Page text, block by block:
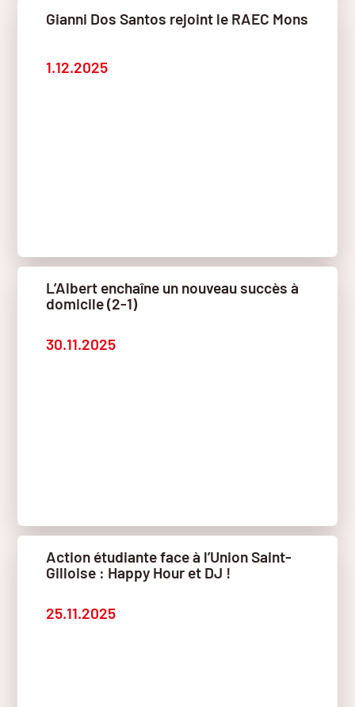
Gianni Dos Santos rejoint le RAEC Mons
1.12.2025
L’Albert enchaîne un nouveau succès à
domicile (2-1)
30.11.2025
Action étudiante face à l’Union Saint-
Gilloise : Happy Hour et DJ !
25.11.2025